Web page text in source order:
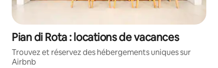
Pian di Rota : locations de vacances
Trouvez et réservez des hébergements uniques sur
Airbnb